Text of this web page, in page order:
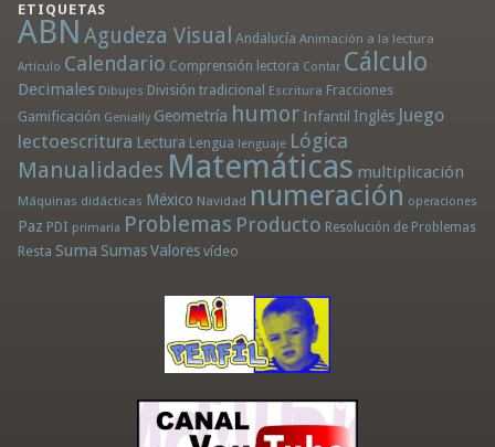
ETIQUETAS
ABN Agudeza Visual Andalucía Animación a la lectura
Artículo Calendario Comprensión lectora Contar Cálculo
Decimales Dibujos División tradicional Escritura Fracciones
Gamificación Genially Geometría humor Infantil Inglés Juego
lectoescritura Lectura Lengua lenguaje Lógica
Manualidades Matemáticas multiplicación
Máquinas didácticas México Navidad numeración operaciones
Paz PDI primaria Problemas Producto Resolución de Problemas
Resta Suma Sumas Valores vídeo